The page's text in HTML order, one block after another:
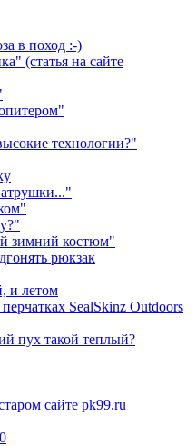
в поход :-)
(статья на сайте
технологии?"
зимний костюм"
рюкзак
и летом
SealSkinz Outdoors
пух такой теплый?
сайте pk99.ru